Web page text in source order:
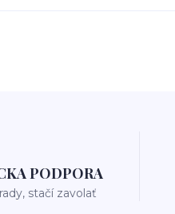
PODPORA
stačí zavolať